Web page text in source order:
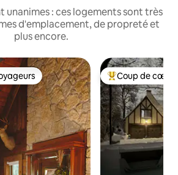
unanimes : ces logements sont très
d'emplacement, de propreté et
plus encore.
les plus appréciés Coups de cœur
Coup de cœur